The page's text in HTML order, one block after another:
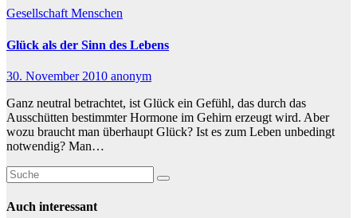
GesellschaftMenschen
Glück als der Sinn des Lebens
30. November 2010 anonym
Ganz neutral betrachtet, ist Glück ein Gefühl, das durch das
Ausschütten bestimmter Hormone im Gehirn erzeugt wird. Aber
wozu braucht man überhaupt Glück? Ist es zum Leben unbedingt
notwendig? Man…
Auch interessant